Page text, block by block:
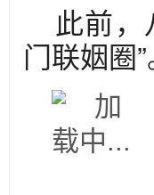
此前
门联姻圈”